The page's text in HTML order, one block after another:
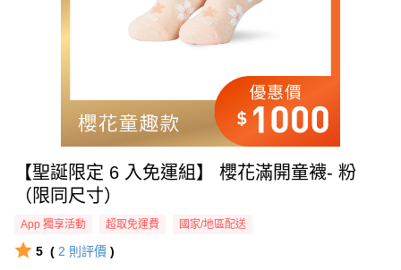
【聖誕限定 6 入免運組】 櫻花滿開童襪- 粉
（限同尺寸）
App 獨享活動 超取免運費 國家/地區配送
5 ( 2 則評價 )